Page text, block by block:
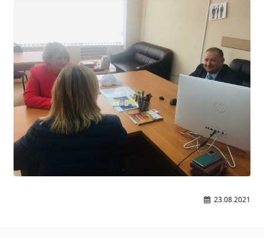
ВОСПИТАТЕЛЬНАЯ РАБОТА
Безопасность на железной дороге
ГТО
Дополнительное образование
Информационная безопасность
Информация для детей-сирот
Памятные даты военной истории
Пожарная безопасность
23.08.2021